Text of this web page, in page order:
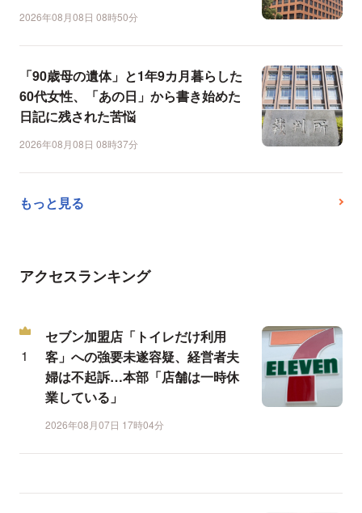
2026年08月08日 08時50分
「90歳母の遺体」と1年9カ月暮らした
60代女性、「あの日」から書き始めた
日記に残された苦悩
2026年08月08日 08時37分
もっと見る
アクセスランキング
セブン加盟店「トイレだけ利用
客」への強要未遂容疑、経営者夫
婦は不起訴…本部「店舗は一時休
業している」
2026年08月07日 17時04分